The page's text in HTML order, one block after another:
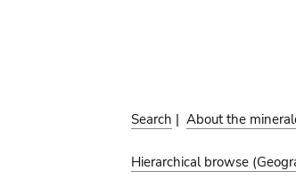
Search | About the
Hierarchical browse